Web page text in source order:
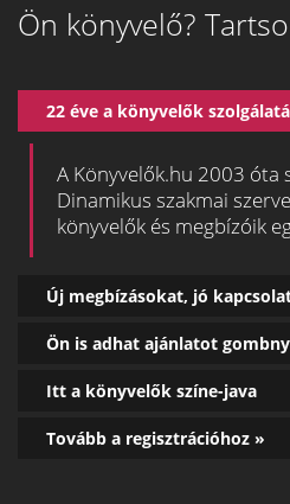
Ön könyvelő?
22 éve a könyvelők
A Könyvelők.hu 2003 óta
Dinamikus szakmai
könyvelők és megbízóik
Új megbízásokat, jó
Ön is adhat ajánlatot
Itt a könyvelők színe-java
Tovább a regisztrációhoz »